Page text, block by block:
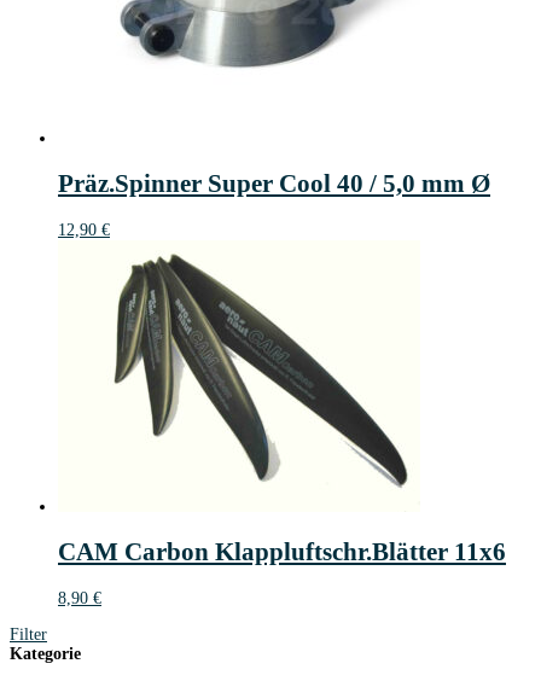
Präz.Spinner Super Cool 40 / 5,0 mm Ø
12,90 €
CAM Carbon Klappluftschr.Blätter 11x6
8,90 €
Filter
Kategorie